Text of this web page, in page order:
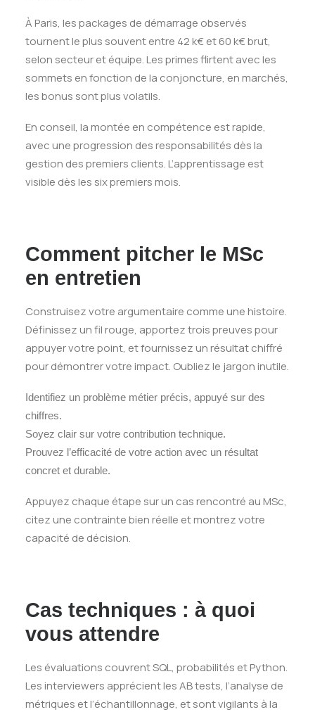
À Paris, les packages de démarrage observés
tournent le plus souvent entre 42 k€ et 60 k€ brut,
selon secteur et équipe. Les primes flirtent avec les
sommets en fonction de la conjoncture, en marchés,
les bonus sont plus volatils.
En conseil, la montée en compétence est rapide,
avec une progression des responsabilités dès la
gestion des premiers clients. L’apprentissage est
visible dès les six premiers mois.
Comment pitcher le MSc
en entretien
Construisez votre argumentaire comme une histoire.
Définissez un fil rouge, apportez trois preuves pour
appuyer votre point, et fournissez un résultat chiffré
pour démontrer votre impact. Oubliez le jargon inutile.
Identifiez un problème métier précis, appuyé sur des
chiffres.
Soyez clair sur votre contribution technique.
Prouvez l’efficacité de votre action avec un résultat
concret et durable.
Appuyez chaque étape sur un cas rencontré au MSc,
citez une contrainte bien réelle et montrez votre
capacité de décision.
Cas techniques : à quoi
vous attendre
Les évaluations couvrent SQL, probabilités et Python.
Les interviewers apprécient les AB tests, l’analyse de
métriques et l’échantillonnage, et sont vigilants à la